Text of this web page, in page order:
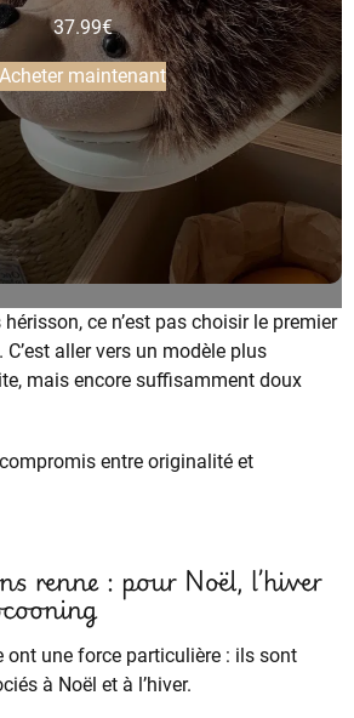
37.99€
Acheter maintenant
ce n’est pas choisir le premier
aller vers un modèle plus
mais encore suffisamment doux
entre originalité et
renne : pour Noël, l’hiver
ont une force particulière : ils sont
à Noël et à l’hiver.